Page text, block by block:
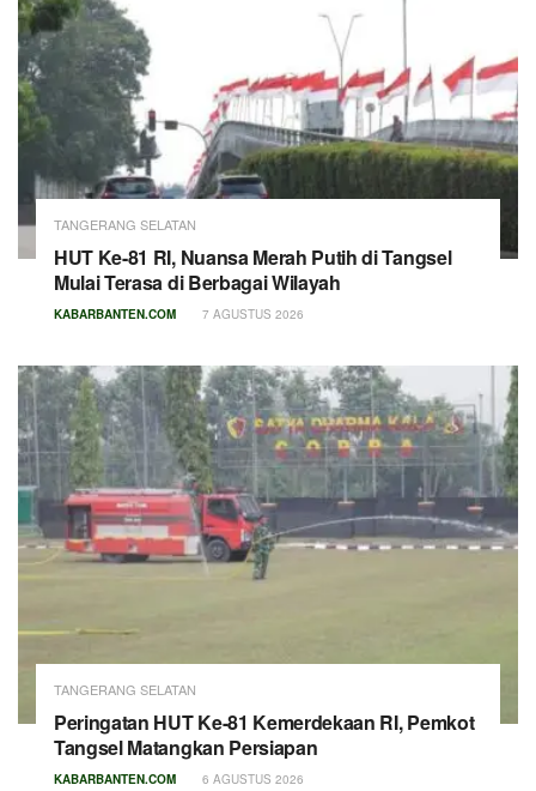
TANGERANG SELATAN
HUT Ke-81 RI, Nuansa Merah Putih di Tangsel
Mulai Terasa di Berbagai Wilayah
KABARBANTEN.COM 7 AGUSTUS 2026
TANGERANG SELATAN
Peringatan HUT Ke-81 Kemerdekaan RI, Pemkot
Tangsel Matangkan Persiapan
KABARBANTEN.COM 6 AGUSTUS 2026